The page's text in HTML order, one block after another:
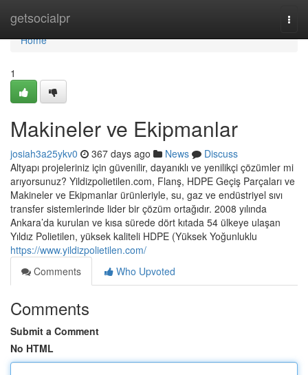
getsocialpr
Home
Home
1
Makineler ve Ekipmanlar
josiah3a25ykv0 367 days ago News
Discuss
Altyapı projeleriniz için güvenilir, dayanıklı ve yenilikçi çözümler mi
arıyorsunuz? Yildizpolietilen.com, Flanş, HDPE Geçiş Parçaları ve
Makineler ve Ekipmanlar ürünleriyle, su, gaz ve endüstriyel sıvı
transfer sistemlerinde lider bir çözüm ortağıdır. 2008 yılında
Ankara’da kurulan ve kısa sürede dört kıtada 54 ülkeye ulaşan
Yıldız Polietilen, yüksek kaliteli HDPE (Yüksek Yoğunluklu
https://www.yildizpolietilen.com/
Comments
Who Upvoted
Comments
Submit a Comment
No HTML